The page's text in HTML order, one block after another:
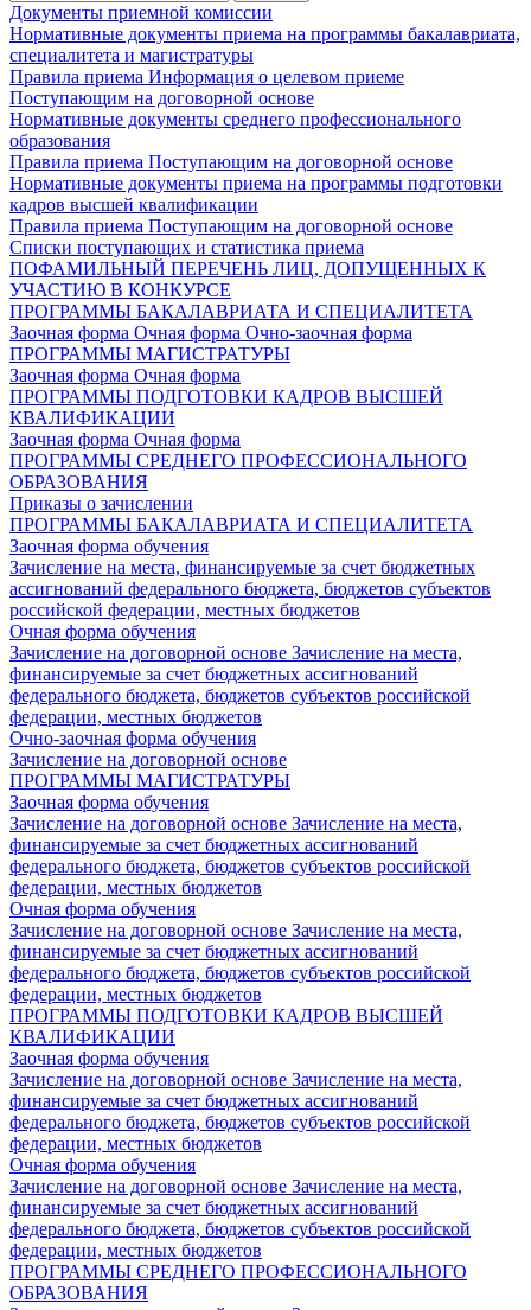
Документы приемной комиссии
Нормативные документы приема на программы бакалавриата,
специалитета и магистратуры
Правила приема Информация о целевом приеме
Поступающим на договорной основе
Нормативные документы среднего профессионального
образования
Правила приема Поступающим на договорной основе
Нормативные документы приема на программы подготовки
кадров высшей квалификации
Правила приема Поступающим на договорной основе
Списки поступающих и статистика приема
ПОФАМИЛЬНЫЙ ПЕРЕЧЕНЬ ЛИЦ, ДОПУЩЕННЫХ К
УЧАСТИЮ В КОНКУРСЕ
ПРОГРАММЫ БАКАЛАВРИАТА И СПЕЦИАЛИТЕТА
Заочная форма Очная форма Очно-заочная форма
ПРОГРАММЫ МАГИСТРАТУРЫ
Заочная форма Очная форма
ПРОГРАММЫ ПОДГОТОВКИ КАДРОВ ВЫСШЕЙ
КВАЛИФИКАЦИИ
Заочная форма Очная форма
ПРОГРАММЫ СРЕДНЕГО ПРОФЕССИОНАЛЬНОГО
ОБРАЗОВАНИЯ
Приказы о зачислении
ПРОГРАММЫ БАКАЛАВРИАТА И СПЕЦИАЛИТЕТА
Заочная форма обучения
Зачисление на места, финансируемые за счет бюджетных
ассигнований федерального бюджета, бюджетов субъектов
российской федерации, местных бюджетов
Очная форма обучения
Зачисление на договорной основе Зачисление на места,
финансируемые за счет бюджетных ассигнований
федерального бюджета, бюджетов субъектов российской
федерации, местных бюджетов
Очно-заочная форма обучения
Зачисление на договорной основе
ПРОГРАММЫ МАГИСТРАТУРЫ
Заочная форма обучения
Зачисление на договорной основе Зачисление на места,
финансируемые за счет бюджетных ассигнований
федерального бюджета, бюджетов субъектов российской
федерации, местных бюджетов
Очная форма обучения
Зачисление на договорной основе Зачисление на места,
финансируемые за счет бюджетных ассигнований
федерального бюджета, бюджетов субъектов российской
федерации, местных бюджетов
ПРОГРАММЫ ПОДГОТОВКИ КАДРОВ ВЫСШЕЙ
КВАЛИФИКАЦИИ
Заочная форма обучения
Зачисление на договорной основе Зачисление на места,
финансируемые за счет бюджетных ассигнований
федерального бюджета, бюджетов субъектов российской
федерации, местных бюджетов
Очная форма обучения
Зачисление на договорной основе Зачисление на места,
финансируемые за счет бюджетных ассигнований
федерального бюджета, бюджетов субъектов российской
федерации, местных бюджетов
ПРОГРАММЫ СРЕДНЕГО ПРОФЕССИОНАЛЬНОГО
ОБРАЗОВАНИЯ